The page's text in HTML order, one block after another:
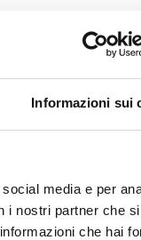
Informazioni sui
media e per
i nostri partner che
che hai